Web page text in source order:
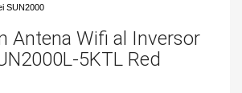
Antena Wifi al Inversor
5KTL Red